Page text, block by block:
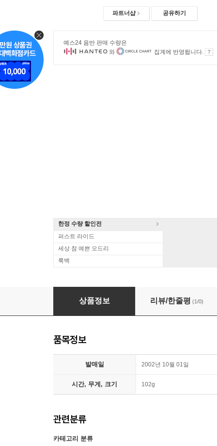
파트너샵 공유하기
예스24 음반 판매 수량은
와
집계에 반영됩니다.
한정 수량 할인전
퍼스트 라이드
세상 참 예쁜 오드리
룩백
Ivo Pogorelich 쇼팽: 피아노 소나타 2번 / 라
상품정보 리뷰/한줄평 (1/0)
품목정보
발매일 2002년 10월 01일
시간, 무게, 크기 102g
관련분류
카테고리 분류